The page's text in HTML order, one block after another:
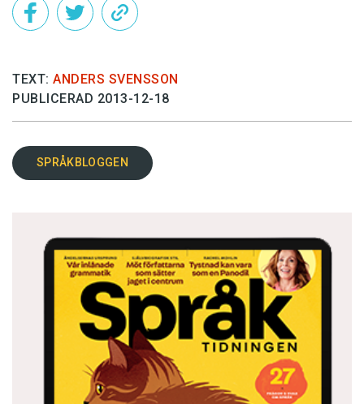
TEXT: ANDERS SVENSSON
PUBLICERAD 2013-12-18
SPRÅKBLOGGEN